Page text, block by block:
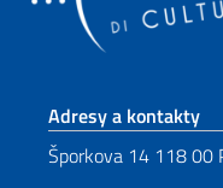
Sekce
Adresy a kontakty
Šporkova 14 118 00